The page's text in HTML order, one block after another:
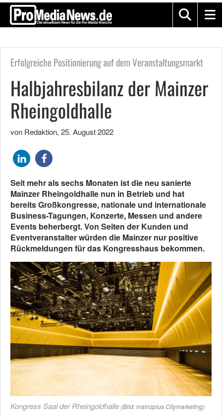
Erfolgreiche Positionierung auf dem Veranstaltungsmarkt
Halbjahresbilanz der Mainzer
Rheingoldhalle
von Redaktion, 25. August 2022
Seit mehr als sechs Monaten ist die neu sanierte
Mainzer Rheingoldhalle nun in Betrieb und hat
bereits Großkongresse, nationale und internationale
Business-Tagungen, Konzerte, Messen und andere
Events beherbergt. Von Seiten der Kunden und
Eventveranstalter würden die Mainzer nur positive
Rückmeldungen für das Kongresshaus bekommen.
Kongress Saal der Rheingoldhalle (Bild: mainzplus Citymarketing)